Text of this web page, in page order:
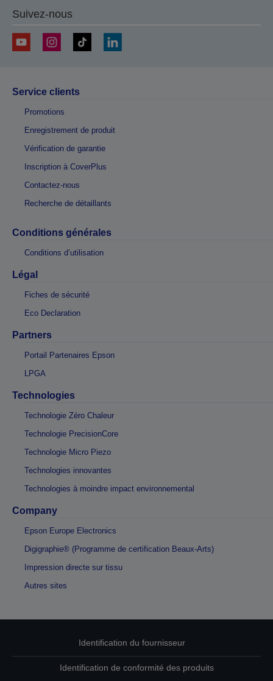
Suivez-nous
Service clients
Promotions
Enregistrement de produit
Vérification de garantie
Inscription à CoverPlus
Contactez-nous
Recherche de détaillants
Conditions générales
Conditions d’utilisation
Légal
Fiches de sécurité
Eco Declaration
Partners
Portail Partenaires Epson
LPGA
Technologies
Technologie Zéro Chaleur
Technologie PrecisionCore
Technologie Micro Piezo
Technologies innovantes
Technologies à moindre impact environnemental
Company
Epson Europe Electronics
Digigraphie® (Programme de certification Beaux-Arts)
Impression directe sur tissu
Autres sites
Identification du fournisseur
Identification de conformité des produits